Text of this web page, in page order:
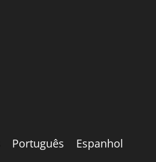
Português Espanhol